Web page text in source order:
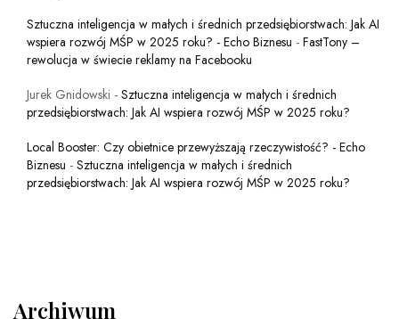
Sztuczna inteligencja w małych i średnich przedsiębiorstwach: Jak AI
wspiera rozwój MŚP w 2025 roku? - Echo Biznesu - FastTony –
rewolucja w świecie reklamy na Facebooku
Jurek Gnidowski - Sztuczna inteligencja w małych i średnich
przedsiębiorstwach: Jak AI wspiera rozwój MŚP w 2025 roku?
Local Booster: Czy obietnice przewyższają rzeczywistość? - Echo
Biznesu - Sztuczna inteligencja w małych i średnich
przedsiębiorstwach: Jak AI wspiera rozwój MŚP w 2025 roku?
Archiwum